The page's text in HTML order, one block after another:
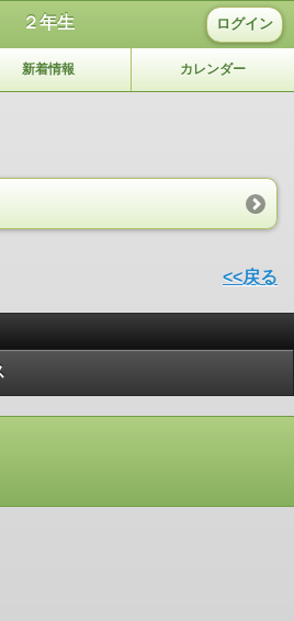
２年生 ログイン
新着情報 カレンダー
<<戻る